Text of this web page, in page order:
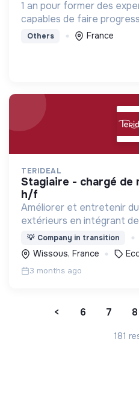
1 an pour former des
capables de faire
globale des constructions
Others France
TERIDEAL
stagiaire - chargé de mission biodiversité
h/f
Améliorer et entretenir
extérieurs en intégrant
respectueuses de
contribuer à la qualité de
usagers.
💡 Company in transition
Wissous, France
3 months ago
< 6 7 8
181